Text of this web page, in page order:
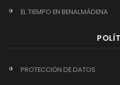
EL TIEMPO EN BENALMÁDENA
PROTECCIÓN DE DATOS